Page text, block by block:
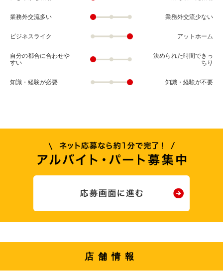
業務外交流多い 業務外交流少ない
ビジネスライク アットホーム
自分の都合に合わせや
すい
決められた時間できっ
ちり
知識・経験が必要 知識・経験が不要
店舗情報